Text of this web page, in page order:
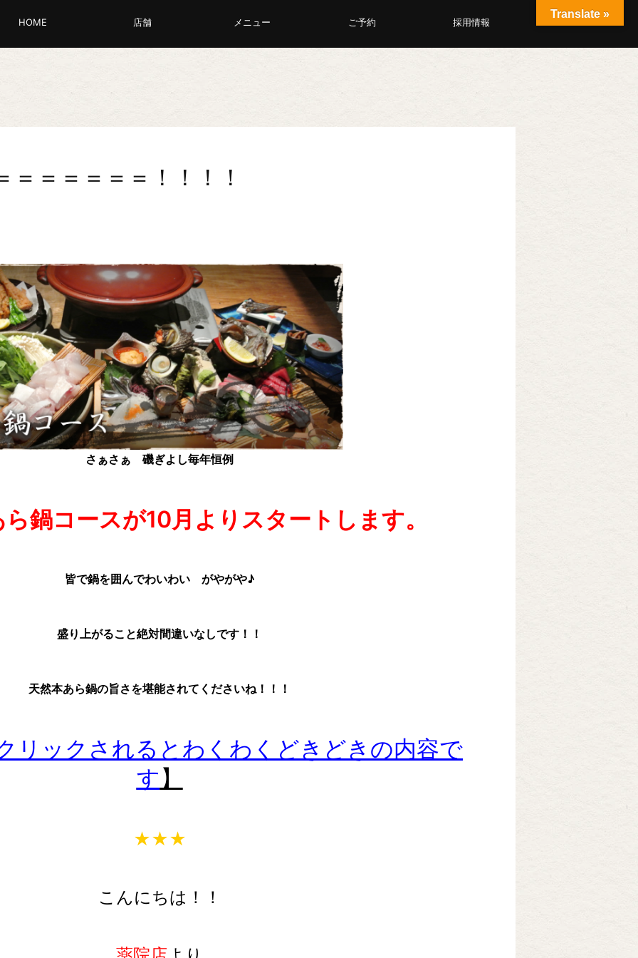
HOME 店舗 メニュー ご予約 採用情報
＝＝＝＝＝！！！！
さぁさぁ 磯ぎよし毎年恒例
鍋コースが10月よりスタートします。
皆で鍋を囲んでわいわい がやがや♪
盛り上がること絶対間違いなしです！！
天然本あら鍋の旨さを堪能されてくださいね！！！
リックされるとわくわくどきどきの内容で
す】
★★★
こんにちは！！
Translate »